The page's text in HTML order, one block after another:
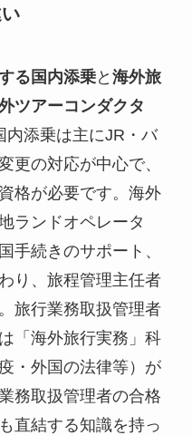
る国内添乗と 海外旅
ツアーコンダクタ
内添乗は主にJR・バ
更の対応が中心で、
格が必要です。海外
ランドオペレータ
手続きのサポート、
り、旅程管理主任者
旅行業務取扱管理者
「海外旅行実務」科
・外国の法律等）が
務取扱管理者の合格
直結する知識を持っ